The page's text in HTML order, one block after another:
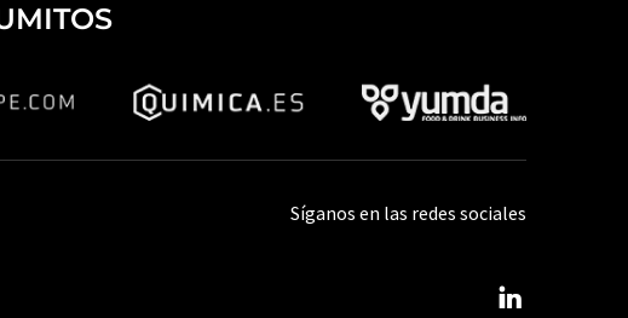
Síganos en las redes sociales